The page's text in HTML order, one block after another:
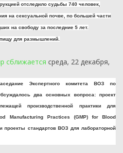
отследило судьбы 740 человек,
на сексуальной почве, по большей части
на свободу за последние 5 лет.
для размышлений.
сближается среда, 22 декабря,
Экспертного комитета ВОЗ по
два основных вопроса: проект
производственной практики для
Manufacturing Practices (GMP) for Blood
проекты стандартов ВОЗ для лабораторной